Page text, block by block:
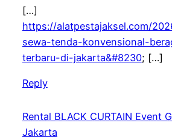
[…]
https://alatpestajaksel.com/
sewa-tenda-konvensional-
terbaru-di-jakarta&#8230; […]
Reply
Rental BLACK CURTAIN Event
Jakarta